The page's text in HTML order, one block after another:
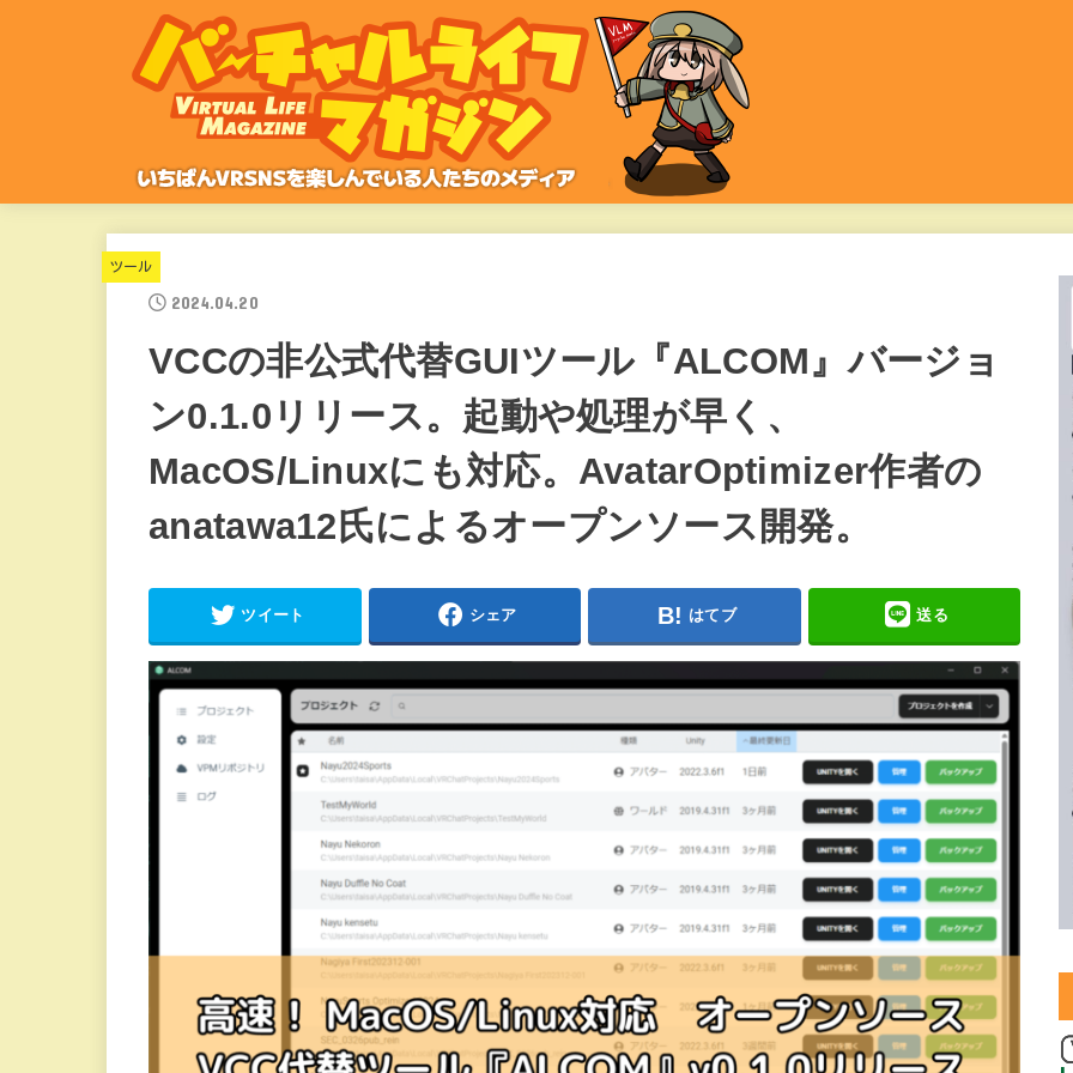
ツール
2024.04.20
VCCの非公式代替GUIツール『ALCOM』バージョ
ン0.1.0リリース。起動や処理が早く、
MacOS/Linuxにも対応。AvatarOptimizer作者の
anatawa12氏によるオープンソース開発。
ツイート シェア はてブ 送る